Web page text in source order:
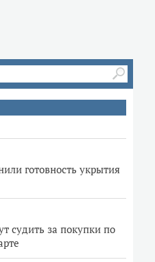
готовность укрытия
судить за покупки по